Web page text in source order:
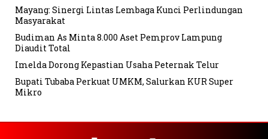
Mayang: Sinergi Lintas Lembaga Kunci Perlindungan
Masyarakat
Budiman As Minta 8.000 Aset Pemprov Lampung
Diaudit Total
Imelda Dorong Kepastian Usaha Peternak Telur
Bupati Tubaba Perkuat UMKM, Salurkan KUR Super
Mikro